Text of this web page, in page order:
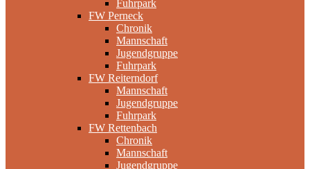
Fuhrpark
FW Perneck
Chronik
Mannschaft
Jugendgruppe
Fuhrpark
FW Reiterndorf
Mannschaft
Jugendgruppe
Fuhrpark
FW Rettenbach
Chronik
Mannschaft
Jugendgruppe